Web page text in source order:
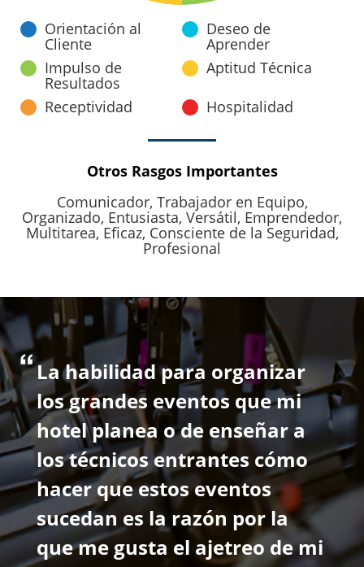
Orientación al
Cliente
Deseo de
Aprender
Impulso de
Resultados
Aptitud Técnica
Receptividad
Hospitalidad
Otros Rasgos Importantes
Comunicador, Trabajador en Equipo,
Organizado, Entusiasta, Versátil, Emprendedor,
Multitarea, Eficaz, Consciente de la Seguridad,
Profesional
La habilidad para organizar
los grandes eventos que mi
hotel planea o de enseñar a
los técnicos entrantes cómo
hacer que estos eventos
sucedan es la razón por la
que me gusta el ajetreo de mi